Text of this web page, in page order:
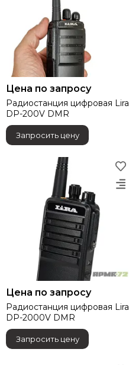
Цена по запросу
Радиостанция цифровая Lira
DP-200V DMR
Запросить цену
Цена по запросу
Радиостанция цифровая Lira
DP-2000V DMR
Запросить цену